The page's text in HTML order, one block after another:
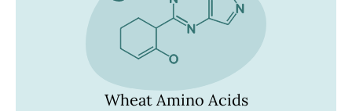
Wheat Amino Acids